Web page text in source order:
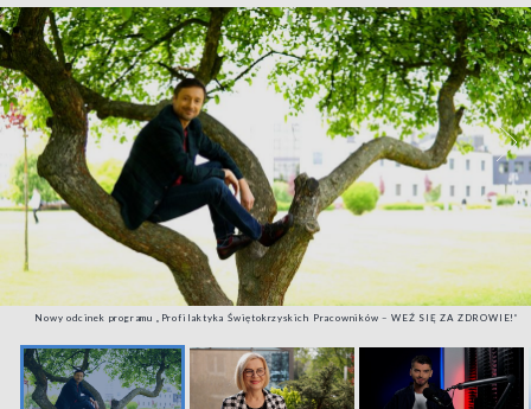
Nowy odcinek programu „Profilaktyka Świętokrzyskich Pracowników – WEŹ SIĘ ZA ZDROWIE!”